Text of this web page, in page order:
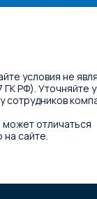
условия не
РФ). Уточняйте
сотрудников
отличаться
сайте.